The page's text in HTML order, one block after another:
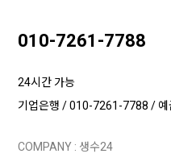
010-7261-7788
24시간 가능
기업은행 / 010-7261-7788 / 예
COMPANY : 생수24